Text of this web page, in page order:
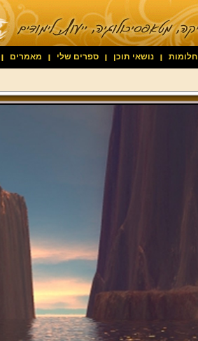
חלומות נושאי תוכן ספרים שלי מאמרים